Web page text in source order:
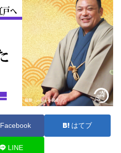
Facebook はてブ
LINE